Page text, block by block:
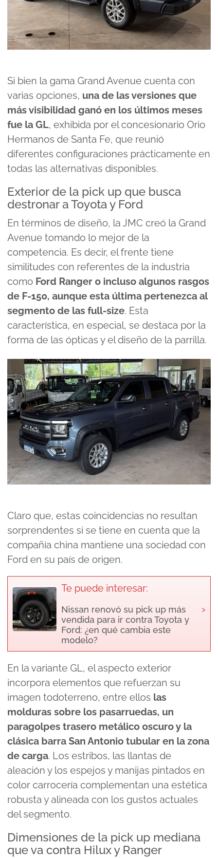
Si bien la gama Grand Avenue cuenta con
varias opciones, una de las versiones que
más visibilidad ganó en los últimos meses
fue la GL, exhibida por el concesionario Orio
Hermanos de Santa Fe, que reunió
diferentes configuraciones prácticamente en
todas las alternativas disponibles.
Exterior de la pick up que busca
destronar a Toyota y Ford
En términos de diseño, la JMC creó la Grand
Avenue tomando lo mejor de la
competencia. Es decir, el frente tiene
similitudes con referentes de la industria
como Ford Ranger o incluso algunos rasgos
de F-150, aunque esta última pertenezca al
segmento de las full-size. Esta
característica, en especial, se destaca por la
forma de las ópticas y el diseño de la parrilla.
Claro que, estas coincidencias no resultan
sorprendentes si se tiene en cuenta que la
compañía china mantiene una sociedad con
Ford en su país de origen.
Te puede interesar:
Nissan renovó su pick up más
vendida para ir contra Toyota y
Ford: ¿en qué cambia este
modelo?
›
En la variante GL, el aspecto exterior
incorpora elementos que refuerzan su
imagen todoterreno, entre ellos las
molduras sobre los pasarruedas, un
paragolpes trasero metálico oscuro y la
clásica barra San Antonio tubular en la zona
de carga. Los estribos, las llantas de
aleación y los espejos y manijas pintados en
color carrocería complementan una estética
robusta y alineada con los gustos actuales
del segmento.
Dimensiones de la pick up mediana
que va contra Hilux y Ranger